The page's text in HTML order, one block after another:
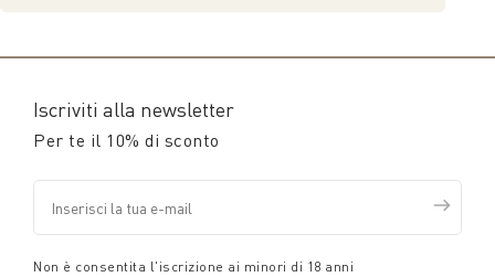
Iscriviti alla newsletter
Per te il 10% di sconto
Non è consentita l'iscrizione ai minori di 18 anni